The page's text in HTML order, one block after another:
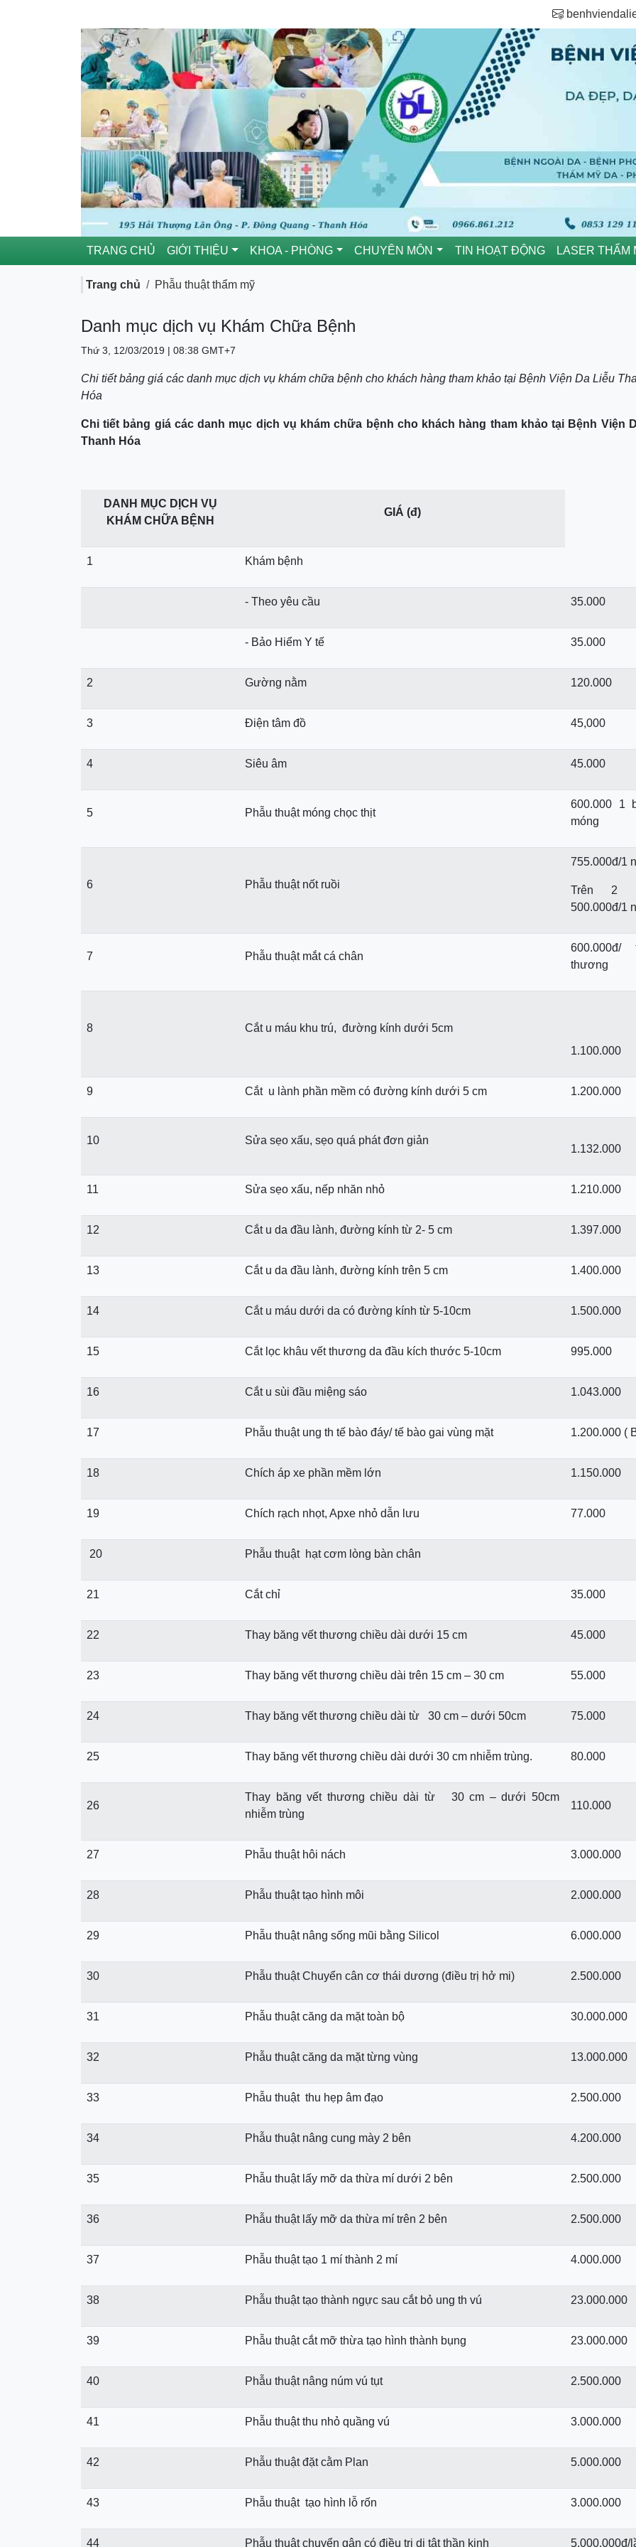
TRANG CHỦ GIỚI THIỆU KHOA - PHÒNG CHUYÊN MÔN TIN HOẠT ĐỘNG LASER THẨM
Trang chủ Phẫu thuật thẩm mỹ
Danh mục dịch vụ Khám Chữa Bệnh
Thứ 3, 12/03/2019 | 08:38 GMT+7
Chi tiết bảng giá các danh mục dịch vụ khám chữa bệnh cho khách hàng tham khảo tại Bệnh Viện Da Liễu
Hóa
Chi tiết bảng giá các danh mục dịch vụ khám chữa bệnh cho khách hàng tham khảo tại Bệnh Viện
Thanh Hóa
DANH MỤC DỊCH VỤ
KHÁM CHỮA BỆNH
GIÁ (đ)
1 Khám bệnh
- Theo yêu cầu 35.000
- Bảo Hiểm Y tế 35.000
2 Gường nằm 120.000
3 Điện tâm đồ 45,000
4 Siêu âm 45.000
5 Phẫu thuật móng chọc thịt
600.000 1
móng
6 Phẫu thuật nốt ruồi
755.000đ/1
Trên 2
500.000đ/1
7 Phẫu thuật mắt cá chân
600.000đ/
thương
8
Cắt u máu khu trú, đường kính dưới 5cm
1.100.000
9 Cắt u lành phần mềm có đường kính dưới 5 cm 1.200.000
10 Sửa sẹo xấu, sẹo quá phát đơn giản
1.132.000
11 Sửa sẹo xấu, nếp nhăn nhỏ 1.210.000
12 Cắt u da đầu lành, đường kính từ 2- 5 cm 1.397.000
13 Cắt u da đầu lành, đường kính trên 5 cm 1.400.000
14 Cắt u máu dưới da có đường kính từ 5-10cm 1.500.000
15 Cắt lọc khâu vết thương da đầu kích thước 5-10cm 995.000
16 Cắt u sùi đầu miệng sáo 1.043.000
17 Phẫu thuật ung th­ tế bào đáy/ tế bào gai vùng mặt 1.200.000 (
18 Chích áp xe phần mềm lớn 1.150.000
19 Chích rạch nhọt, Apxe nhỏ dẫn lưu 77.000
20 Phẫu thuật hạt cơm lòng bàn chân
21 Cắt chỉ 35.000
22 Thay băng vết thương chiều dài dưới 15 cm 45.000
23 Thay băng vết thương chiều dài trên 15 cm – 30 cm 55.000
24 Thay băng vết thương chiều dài từ 30 cm – dưới 50cm 75.000
25 Thay băng vết thương chiều dài dưới 30 cm nhiễm trùng. 80.000
26
Thay băng vết thương chiều dài từ 30 cm – dưới 50cm
nhiễm trùng
110.000
27 Phẫu thuật hôi nách 3.000.000
28 Phẫu thuật tạo hình môi 2.000.000
29 Phẫu thuật nâng sống mũi bằng Silicol 6.000.000
30 Phẫu thuật Chuyển cân cơ thái dương (điều trị hở mi) 2.500.000
31 Phẫu thuật căng da mặt toàn bộ 30.000.000
32 Phẫu thuật căng da mặt từng vùng 13.000.000
33 Phẫu thuật thu hẹp âm đạo 2.500.000
34 Phẫu thuật nâng cung mày 2 bên 4.200.000
35 Phẫu thuật lấy mỡ da thừa mí dưới 2 bên 2.500.000
36 Phẫu thuật lấy mỡ da thừa mí trên 2 bên 2.500.000
37 Phẫu thuật tạo 1 mí thành 2 mí 4.000.000
38 Phẫu thuật tạo thành ngực sau cắt bỏ ung th­ vú 23.000.000
39 Phẫu thuật cắt mỡ thừa tạo hình thành bụng 23.000.000
40 Phẫu thuật nâng núm vú tụt 2.500.000
41 Phẫu thuật thu nhỏ quầng vú 3.000.000
42 Phẫu thuật đặt cằm Plan 5.000.000
43 Phẫu thuật tạo hình lỗ rốn 3.000.000
44 Phẫu thuật chuyển gân có điều trị dị tật thần kinh 5.000.000đ/